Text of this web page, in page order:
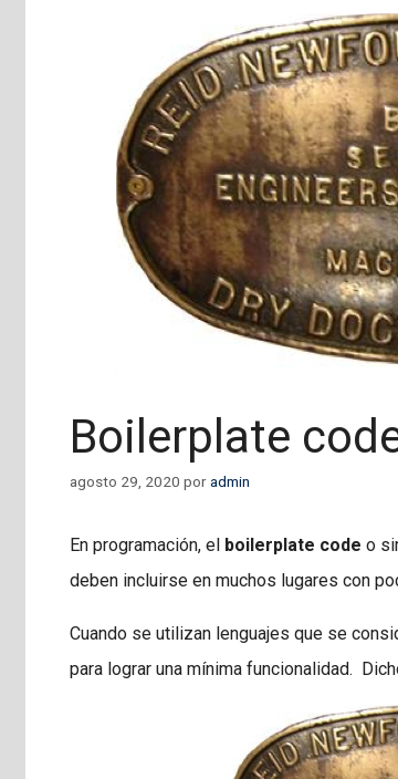
Boilerplate
agosto 29, 2020 poradmin
En programación, el boilerplate code o
deben incluirse en muchos lugares con
Cuando se utilizan lenguajes que se
para lograr una mínima funcionalidad.